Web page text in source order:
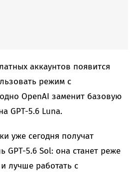
аккаунтов появится
режим с
OpenAI заменит базовую
GPT-5.6 Luna.
уже сегодня получат
GPT-5.6 Sol: она станет реже
лучше работать с